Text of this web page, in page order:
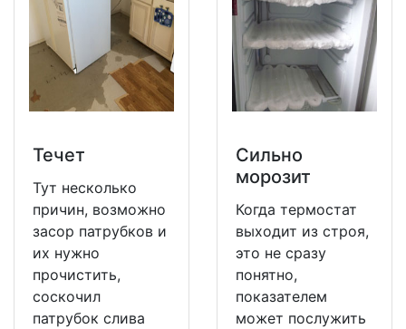
Течет
Тут несколько
причин, возможно
засор патрубков и
их нужно
прочистить,
соскочил
патрубок слива
Сильно
морозит
Когда термостат
выходит из строя,
это не сразу
понятно,
показателем
может послужить